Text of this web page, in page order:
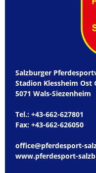
Salzburger
Stadion Klessheim Ost
5071 Wals-Siezenheim
Tel.: +43-662-627801
Fax: +43-662-626050
office@pferdesport-
www.pferdesport-